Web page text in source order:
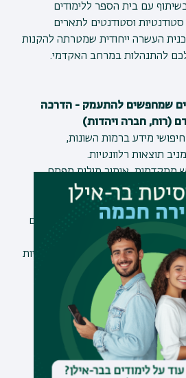
עם בית הספר ללימודים
וסטודנטים לתארים
העשרה ייחודית שמטרתה להקנות
לכם להתנהלות במרחב האקדמי.
שמחפשים להתעמק - הדרכה
(רוח, חברה ויהדות)
מידע ברמות השונות,
תוצאות רלוונטיות.
מתקדמות איתור מילות מפתח
תיזאורוס וכליAI , ובניית שאילתת
שונות. כמו כן, נציג את הצגת
החיים קלים יותר באיתור מאמרים
במדור הדרכה ויעץ, מערך הספריות
בהרשמה מראש